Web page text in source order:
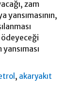
zam
, akaryakıt